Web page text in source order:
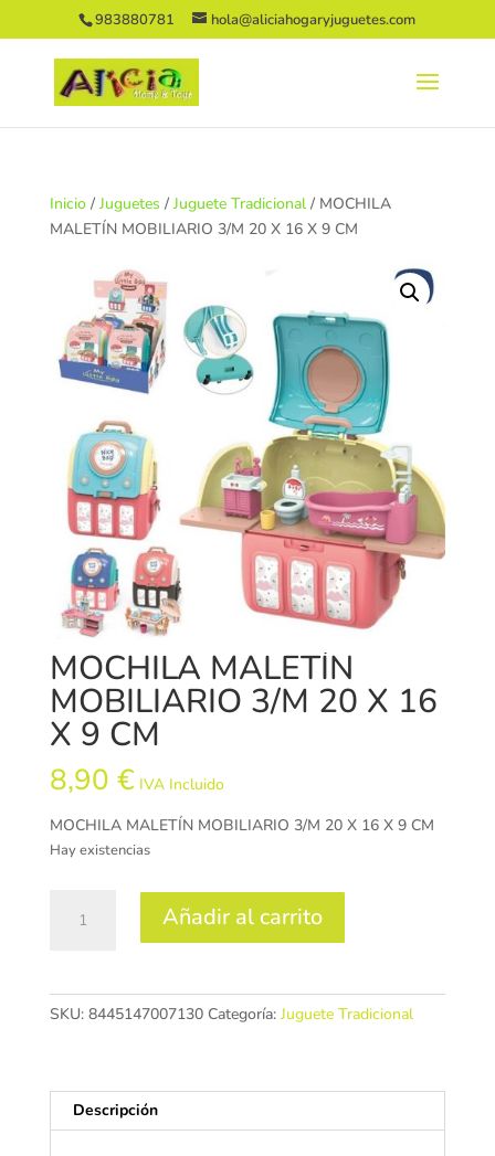
983880781 hola@aliciahogaryjuguetes.com
Inicio/ Juguetes / Juguete Tradicional/ MOCHILA
MALETÍN MOBILIARIO 3/M 20 X 16 X 9 CM
MOCHILA MALETÍN
MOBILIARIO 3/M 20 X 16
X 9 CM
8,90 € IVA Incluido
MOCHILA MALETÍN MOBILIARIO 3/M 20 X 16 X 9 CM
Hay existencias
MALETÍN
20
CM
Añadir al carrito
SKU: 8445147007130 Categoría: Juguete Tradicional
Descripción